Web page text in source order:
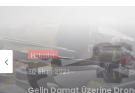
Haberler
26 Ekim 2021
Mavic 3’ün Lansman